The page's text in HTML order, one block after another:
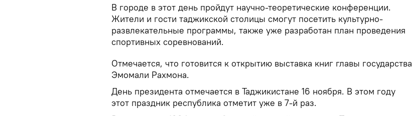
В городе в этот день пройдут научно-теоретические конференции.
Жители и гости таджикской столицы смогут посетить культурно-
развлекательные программы, также уже разработан план проведения
спортивных соревнований.
Отмечается, что готовится к открытию выставка книг главы государства
Эмомали Рахмона.
День президента отмечается в Таджикистане 16 ноября. В этом году
этот праздник республика отметит уже в 7-й раз.